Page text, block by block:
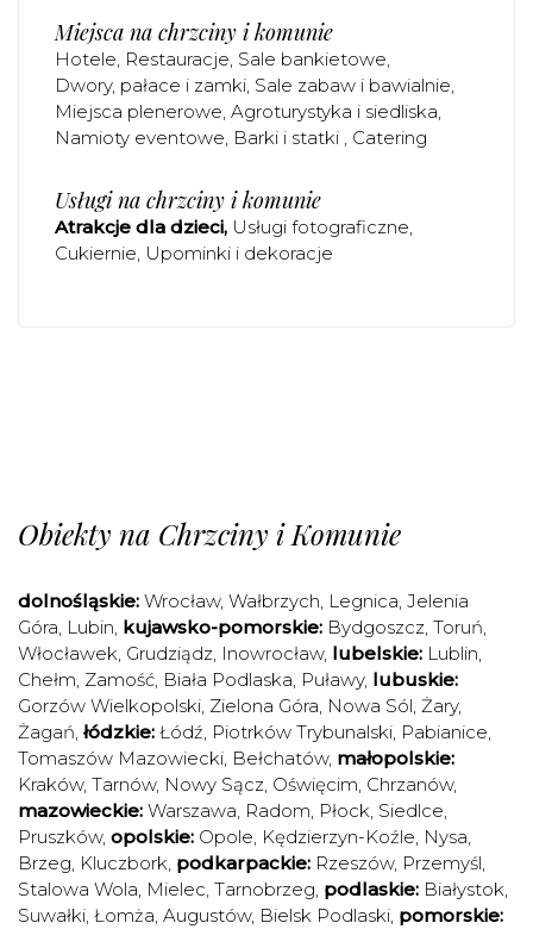
Miejsca na chrzciny i komunie
Hotele Restauracje Sale bankietowe
Dwory, pałace i zamki Sale zabaw i bawialnie
Miejsca plenerowe Agroturystyka i siedliska
Namioty eventowe Barki i statki Catering
Usługi na chrzciny i komunie
Atrakcje dla dzieci Usługi fotograficzne
Cukiernie Upominki i dekoracje
Obiekty na Chrzciny i Komunie
dolnośląskie: Wrocław, Wałbrzych, Legnica, Jelenia
Góra, Lubin, kujawsko-pomorskie: Bydgoszcz, Toruń,
Włocławek, Grudziądz, Inowrocław, lubelskie: Lublin,
Chełm, Zamość, Biała Podlaska, Puławy, lubuskie:
Gorzów Wielkopolski, Zielona Góra, Nowa Sól, Żary,
Żagań, łódzkie: Łódź, Piotrków Trybunalski, Pabianice,
Tomaszów Mazowiecki, Bełchatów, małopolskie:
Kraków, Tarnów, Nowy Sącz, Oświęcim, Chrzanów,
mazowieckie: Warszawa, Radom, Płock, Siedlce,
Pruszków, opolskie: Opole, Kędzierzyn-Koźle, Nysa,
Brzeg, Kluczbork, podkarpackie: Rzeszów, Przemyśl,
Stalowa Wola, Mielec, Tarnobrzeg, podlaskie: Białystok,
Suwałki, Łomża, Augustów, Bielsk Podlaski, pomorskie: